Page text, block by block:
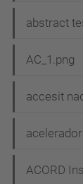
abstract
AC_1.png
accesit
ACORD